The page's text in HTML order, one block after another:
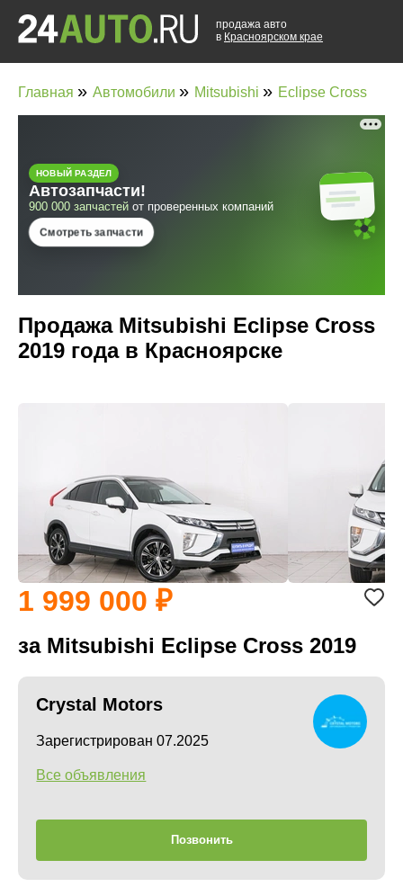
продажа авто
в Красноярском крае
Главная » Автомобили » Mitsubishi » Eclipse Cross
Продажа Mitsubishi Eclipse Cross
2019 года в Красноярске
1 999 000
за Mitsubishi Eclipse Cross 2019
Crystal Motors
Зарегистрирован 07.2025
Все объявления
Позвонить